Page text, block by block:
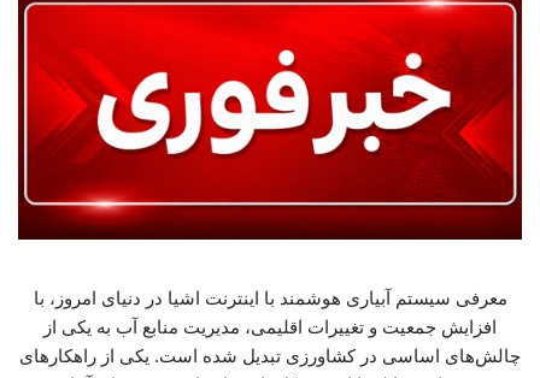
معرفی سیستم آبیاری هوشمند با اینترنت اشیا در دنیای امروز، با
افزایش جمعیت و تغییرات اقلیمی، مدیریت منابع آب به یکی از
چالش‌های اساسی در کشاورزی تبدیل شده است. یکی از راهکارهای